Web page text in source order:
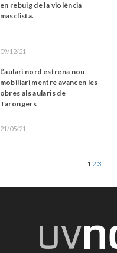
en rebuig de la violència
masclista.
09/12/21
L’aulari nord estrena nou
mobiliari mentre avancen les
obres als aularis de
Tarongers
21/05/21
12 3